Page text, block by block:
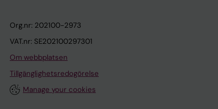
Org.nr: 202100-2973
VAT.nr: SE202100297301
Om webbplatsen
Tillgänglighetsredogörelse
Manage your cookies